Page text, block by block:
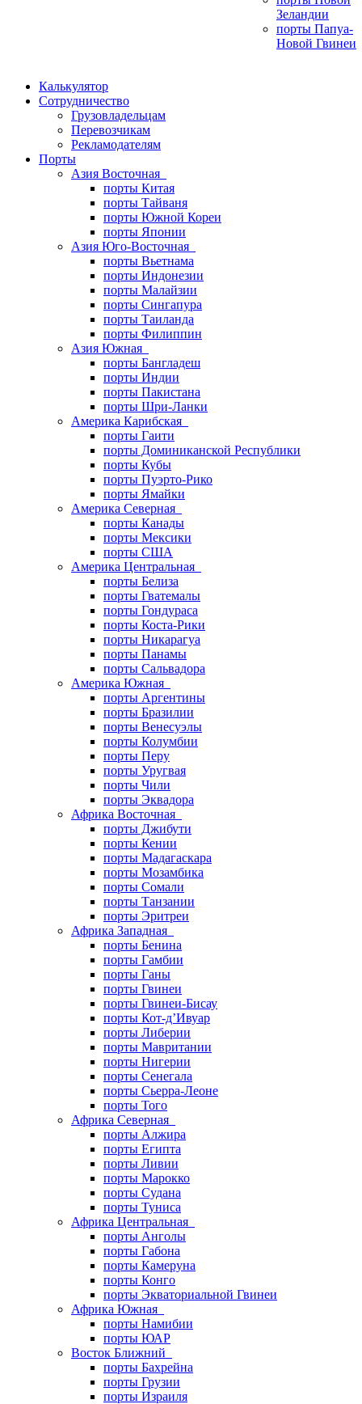
Зеландии
порты Папуа-
Новой Гвинеи
Калькулятор
Сотрудничество
Грузовладельцам
Перевозчикам
Рекламодателям
Порты
Азия Восточная
порты Китая
порты Тайваня
порты Южной Кореи
порты Японии
Азия Юго-Восточная
порты Вьетнама
порты Индонезии
порты Малайзии
порты Сингапура
порты Таиланда
порты Филиппин
Азия Южная
порты Бангладеш
порты Индии
порты Пакистана
порты Шри-Ланки
Америка Карибская
порты Гаити
порты Доминиканской Республики
порты Кубы
порты Пуэрто-Рико
порты Ямайки
Америка Северная
порты Канады
порты Мексики
порты США
Америка Центральная
порты Белиза
порты Гватемалы
порты Гондураса
порты Коста-Рики
порты Никарагуа
порты Панамы
порты Сальвадора
Америка Южная
порты Аргентины
порты Бразилии
порты Венесуэлы
порты Колумбии
порты Перу
порты Уругвая
порты Чили
порты Эквадора
Африка Восточная
порты Джибути
порты Кении
порты Мадагаскара
порты Мозамбика
порты Сомали
порты Танзании
порты Эритреи
Африка Западная
порты Бенина
порты Гамбии
порты Ганы
порты Гвинеи
порты Гвинеи-Бисау
порты Кот-д’Ивуар
порты Либерии
порты Мавритании
порты Нигерии
порты Сенегала
порты Сьерра-Леоне
порты Того
Африка Северная
порты Алжира
порты Египта
порты Ливии
порты Марокко
порты Судана
порты Туниса
Африка Центральная
порты Анголы
порты Габона
порты Камеруна
порты Конго
порты Экваториальной Гвинеи
Африка Южная
порты Намибии
порты ЮАР
Восток Ближний
порты Бахрейна
порты Грузии
порты Израиля